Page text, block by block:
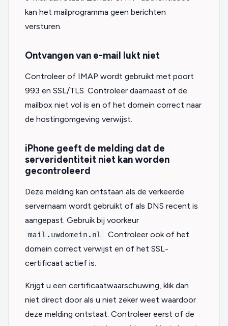
kan het mailprogramma geen berichten
versturen.
Ontvangen van e-mail lukt niet
Controleer of IMAP wordt gebruikt met poort
993 en SSL/TLS. Controleer daarnaast of de
mailbox niet vol is en of het domein correct naar
de hostingomgeving verwijst.
iPhone geeft de melding dat de
serveridentiteit niet kan worden
gecontroleerd
Deze melding kan ontstaan als de verkeerde
servernaam wordt gebruikt of als DNS recent is
aangepast. Gebruik bij voorkeur
mail.uwdomein.nl . Controleer ook of het
domein correct verwijst en of het SSL-
certificaat actief is.
Krijgt u een certificaatwaarschuwing, klik dan
niet direct door als u niet zeker weet waardoor
deze melding ontstaat. Controleer eerst of de